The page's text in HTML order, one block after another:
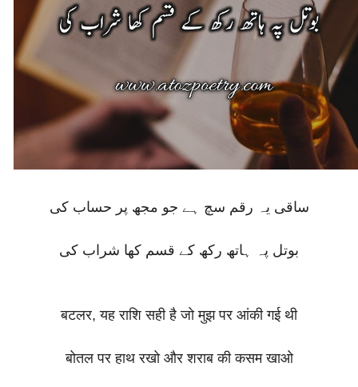
ساقی یہ رقم سچ ہے جو مجھ پر حساب کی
بوتل پہ ہاتھ رکھ کے قسم کھا شراب کی
बटलर, यह राशि सही है जो मुझ पर आंकी गई थी
बोतल पर हाथ रखो और शराब की कसम खाओ